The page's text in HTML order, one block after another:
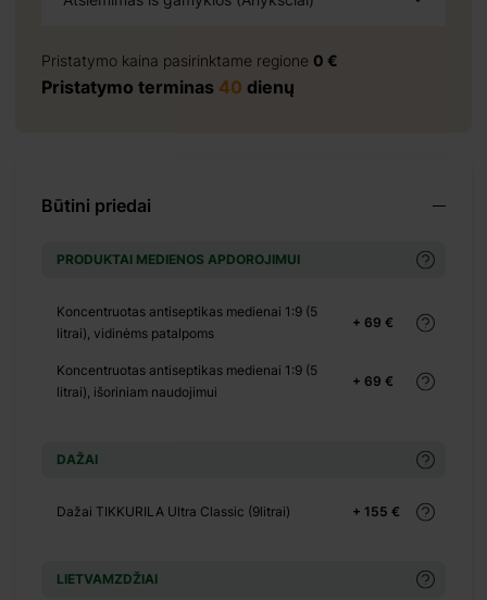
Pristatymo kaina pasirinktame regione 0 €
Pristatymo terminas 40 dienų
Būtini priedai
PRODUKTAI MEDIENOS APDOROJIMUI
+ 69 €
Koncentruotas antiseptikas medienai 1:9 (5
litrai), vidinėms patalpoms
+ 69 €
Koncentruotas antiseptikas medienai 1:9 (5
litrai), išoriniam naudojimui
DAŽAI
+ 155 €
Dažai TIKKURILA Ultra Classic (9litrai)
LIETVAMZDŽIAI
€
+ 0 €